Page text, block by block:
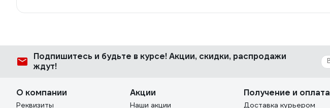
Подпишитесь и будьте в курсе! Акции, скидки, распродажи
ждут!
О компании
Реквизиты
Акции
Наши акции
Получение и оплата
Доставка курьером